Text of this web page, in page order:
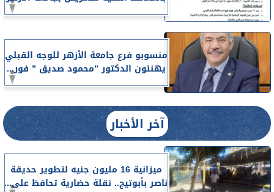
منسوبو فرع جامعة الأزهر للوجه القبلي
يهنئون الدكتور ”محمود صديق ” فور...
آخر الأخبار
ميزانية 16 مليون جنيه لتطوير حديقة
ناصر بأبوتيج.. نقلة حضارية تحافظ على...